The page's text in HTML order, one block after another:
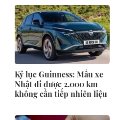
Kỷ lục Guinness: Mẫu xe
Nhật đi được 2.000 km
không cần tiếp nhiên liệu